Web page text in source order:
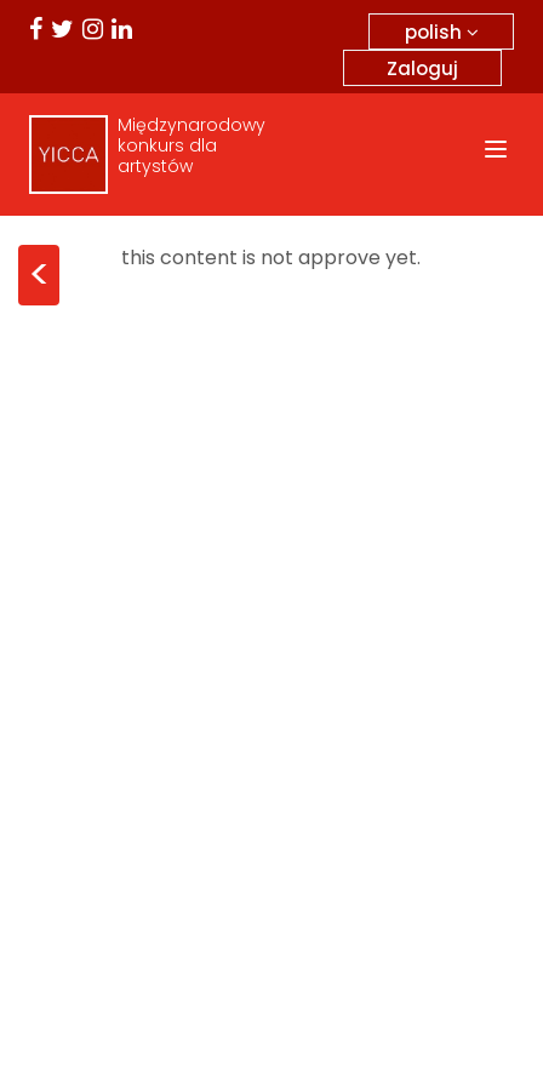
polish
Zaloguj
Międzynarodowy
konkurs dla
artystów
< this content is not approve yet.